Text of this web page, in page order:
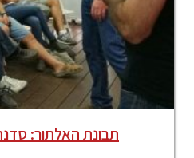
תבונת האלתור: